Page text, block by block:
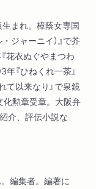
生まれ。樟蔭女専国
ジャーニイ）』で芥
花衣ぬぐやまつわ
『ひねくれ一茶』
て以来なり』で泉鏡
勲章受章。大阪弁
介、評伝小説な
編集者。編著に